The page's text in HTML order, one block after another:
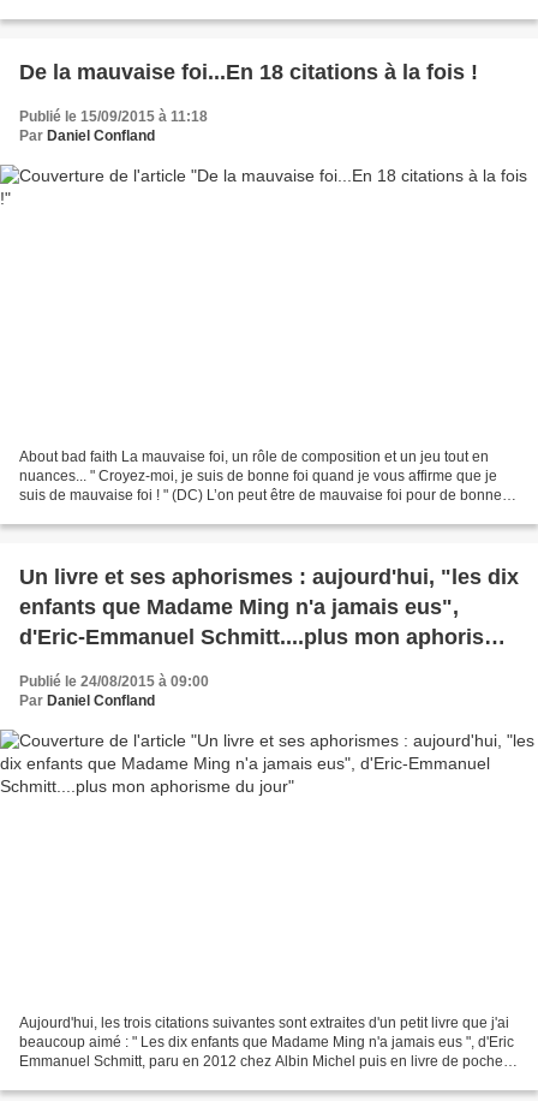
De la mauvaise foi...En 18 citations à la fois !
Publié le 15/09/2015 à 11:18
Par Daniel Confland
About bad faith La mauvaise foi, un rôle de composition et un jeu tout en
nuances... " Croyez-moi, je suis de bonne foi quand je vous affirme que je
suis de mauvaise foi ! " (DC) L’on peut être de mauvaise foi pour de bonnes
Un livre et ses aphorismes : aujourd'hui, "les dix
enfants que Madame Ming n'a jamais eus",
d'Eric-Emmanuel Schmitt....plus mon aphorisme
du jour
Publié le 24/08/2015 à 09:00
Par Daniel Confland
Aujourd'hui, les trois citations suivantes sont extraites d'un petit livre que j'ai
beaucoup aimé : " Les dix enfants que Madame Ming n'a jamais eus ", d'Eric
Emmanuel Schmitt, paru en 2012 chez Albin Michel puis en livre de poche.